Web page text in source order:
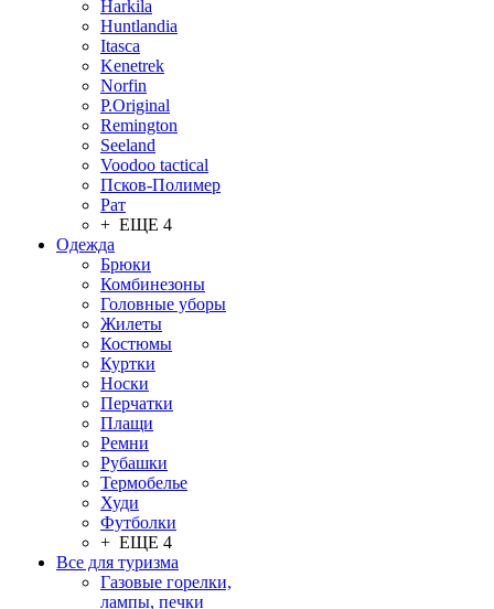
Harkila
Huntlandia
Itasca
Kenetrek
Norfin
P.Original
Remington
Seeland
Voodoo tactical
Псков-Полимер
Рат
+ ЕЩЕ 4
Одежда
Брюки
Комбинезоны
Головные уборы
Жилеты
Костюмы
Куртки
Носки
Перчатки
Плащи
Ремни
Рубашки
Термобелье
Худи
Футболки
+ ЕЩЕ 4
Все для туризма
Газовые горелки,
лампы, печки